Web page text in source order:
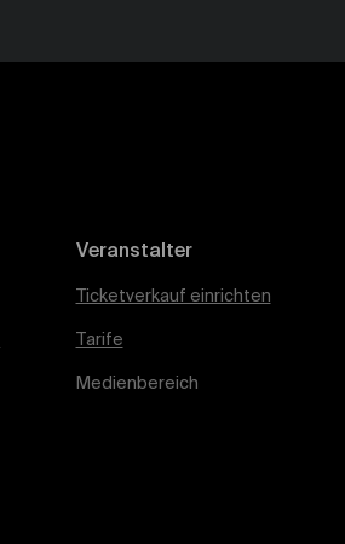
Veranstalter
Ticketverkauf einrichten
Tarife
Medienbereich